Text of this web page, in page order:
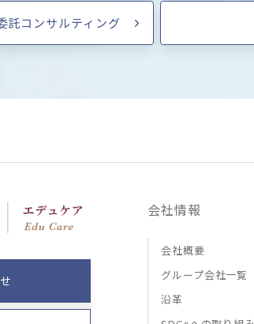
託コンサルティング
会社情報
会社概要
グループ会社一覧
沿革